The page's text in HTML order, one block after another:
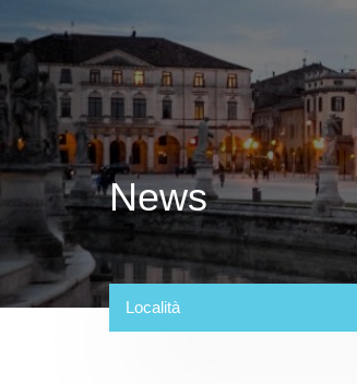
News
Località